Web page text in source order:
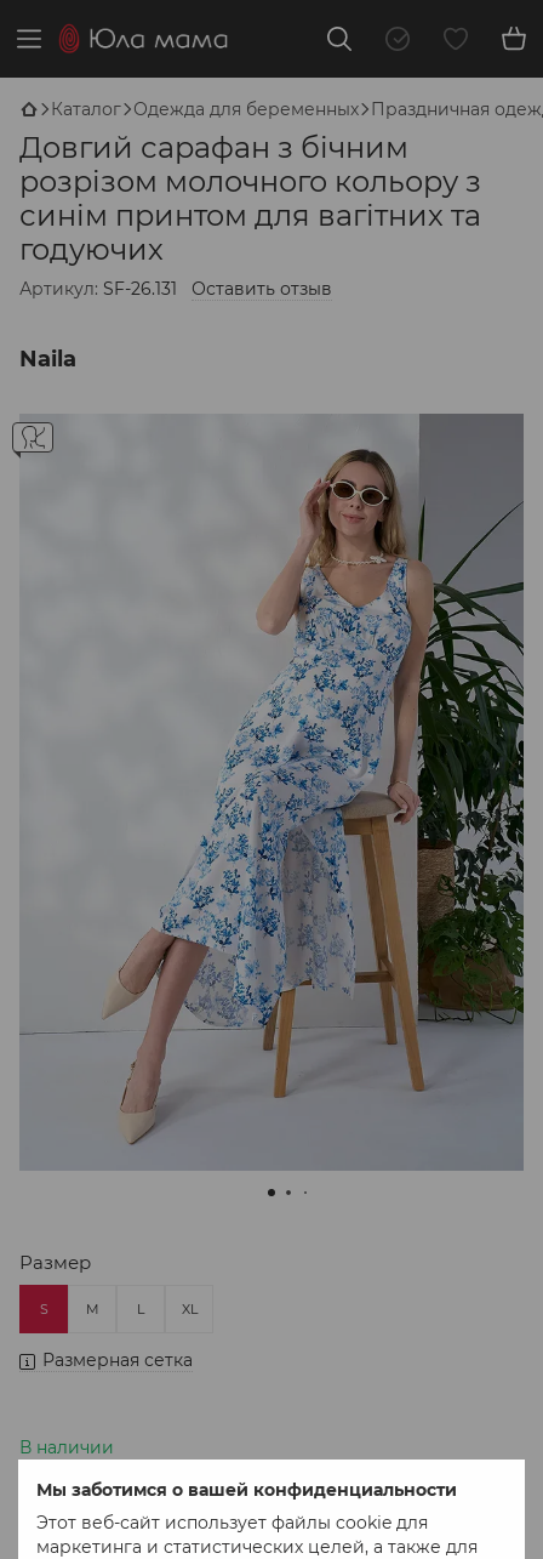
Мы заботимся о вашей конфиденциальности
Этот веб-сайт использует файлы cookie для
маркетинга и статистических целей, а также для
Каталог Одежда для беременных Праздничная
Довгий сарафан з бічним
розрізом молочного кольору з
синім принтом для вагітних та
годуючих
Артикул: SF-26.131 Оставить отзыв
Naila
Размер
S M L XL
Размерная сетка
В наличии
2 199 грн